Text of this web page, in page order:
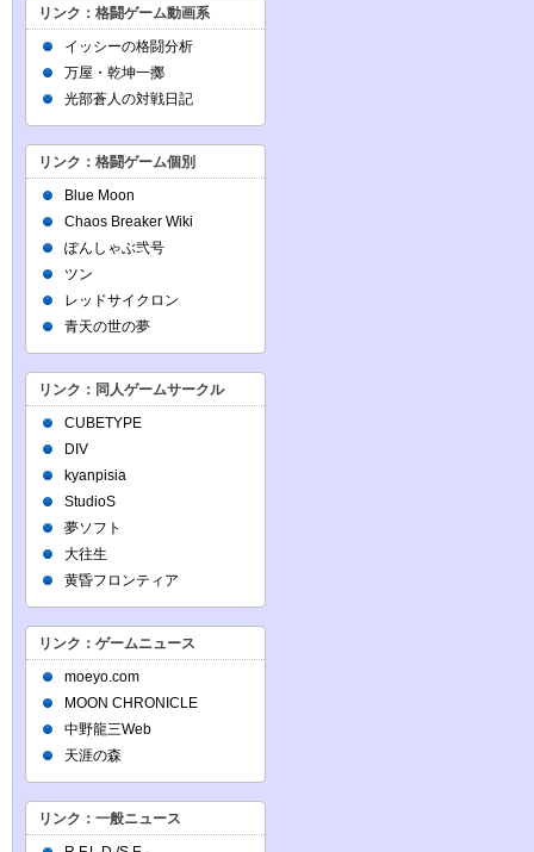
リンク：格闘ゲーム動画系
イッシーの格闘分析
万屋・乾坤一擲
光部蒼人の対戦日記
リンク：格闘ゲーム個別
Blue Moon
Chaos Breaker Wiki
ぽんしゃぶ弐号
ツン
レッドサイクロン
青天の世の夢
リンク：同人ゲームサークル
CUBETYPE
DIV
kyanpisia
StudioS
夢ソフト
大往生
黄昏フロンティア
リンク：ゲームニュース
moeyo.com
MOON CHRONICLE
中野龍三Web
天涯の森
リンク：一般ニュース